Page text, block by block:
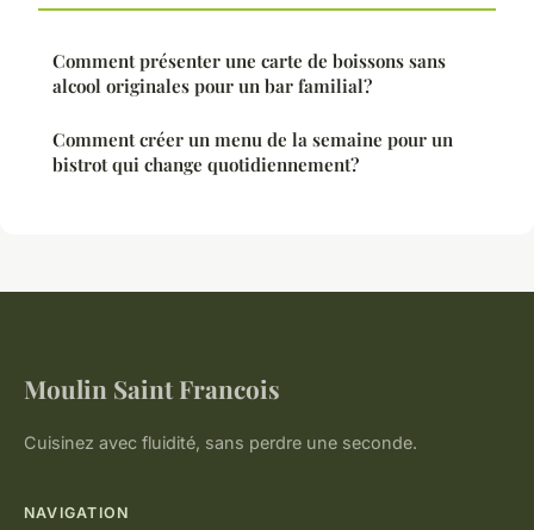
Comment présenter une carte de boissons sans
alcool originales pour un bar familial?
Comment créer un menu de la semaine pour un
bistrot qui change quotidiennement?
Moulin Saint Francois
Cuisinez avec fluidité, sans perdre une seconde.
NAVIGATION